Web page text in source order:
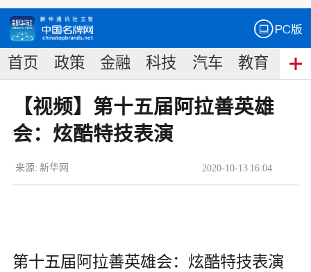
首页 政策 金融 科技 汽车 教育 食
【视频】第十五届阿拉善英雄
会：炫酷特技表演
2020-10-13 16:04
来源: 新华网
第十五届阿拉善英雄会：炫酷特技表演